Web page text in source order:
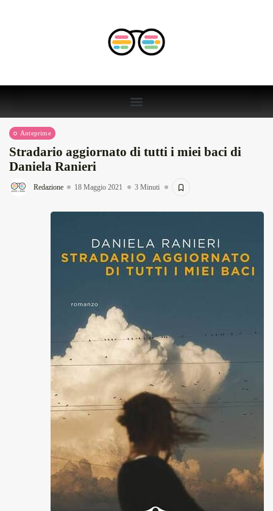
Anteprime
Stradario aggiornato di tutti i miei baci di
Daniela Ranieri
Redazione 18 Maggio 2021 3 Minuti